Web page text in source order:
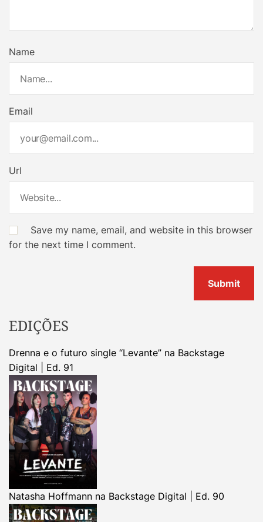
Name
Email
Url
Save my name, email, and website in this browser
for the next time I comment.
EDIÇÕES
Drenna e o futuro single “Levante” na Backstage
Digital | Ed. 91
Natasha Hoffmann na Backstage Digital | Ed. 90